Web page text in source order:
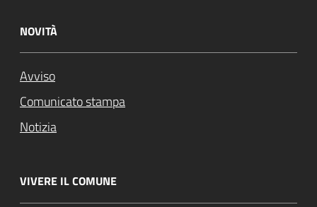
NOVITÀ
Avviso
Comunicato stampa
Notizia
VIVERE IL COMUNE